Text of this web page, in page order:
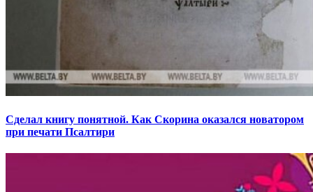
Сделал книгу понятной. Как Скорина оказался новатором
при печати Псалтири